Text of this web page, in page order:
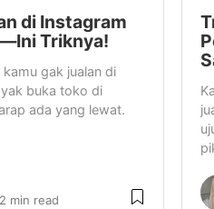
di Instagram
Triknya!
gak jualan di
buka toko di
ada yang lewat.
2 min read